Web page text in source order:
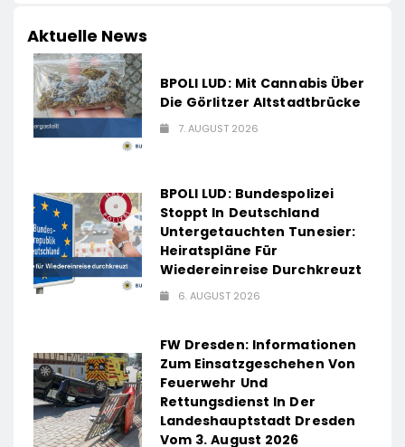
Aktuelle News
BPOLI LUD: Mit Cannabis Über
Die Görlitzer Altstadtbrücke
7. AUGUST 2026
BPOLI LUD: Bundespolizei
Stoppt In Deutschland
Untergetauchten Tunesier:
Heiratspläne Für
Wiedereinreise Durchkreuzt
6. AUGUST 2026
FW Dresden: Informationen
Zum Einsatzgeschehen Von
Feuerwehr Und
Rettungsdienst In Der
Landeshauptstadt Dresden
Vom 3. August 2026